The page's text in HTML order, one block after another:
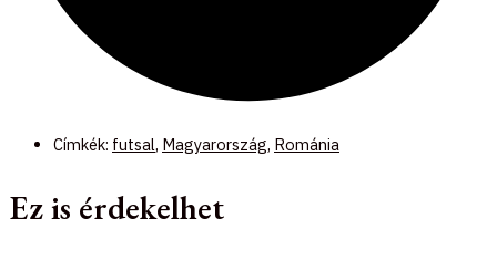
Címkék: futsal, Magyarország, Románia
Ez is érdekelhet